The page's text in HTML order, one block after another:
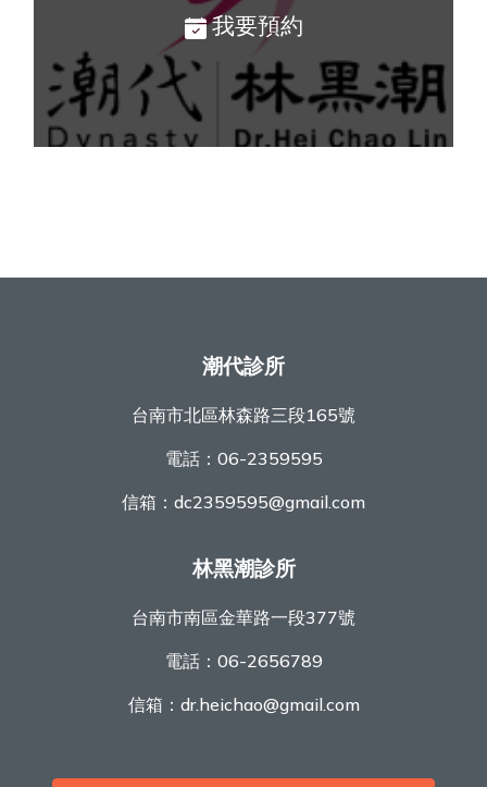
我要預約
潮代診所
台南市北區林森路三段165號
電話： 06-2359595
信箱： dc2359595@gmail.com
林黑潮診所
台南市南區金華路一段377號
電話： 06-2656789
信箱： dr.heichao@gmail.com